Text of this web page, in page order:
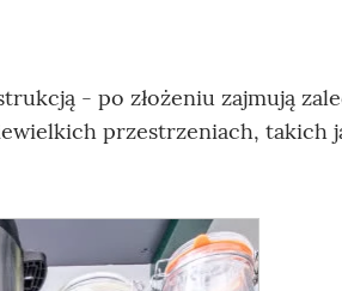
- po złożeniu zajmują
przestrzeniach, takich